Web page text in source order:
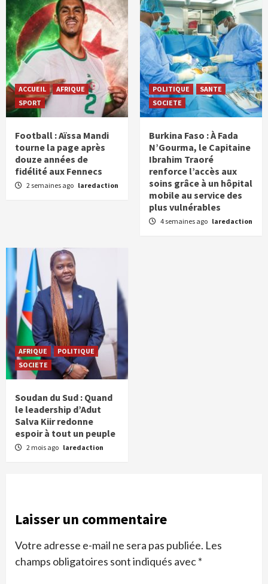
ACCUEIL
AFRIQUE
SPORT
Football : Aïssa Mandi
tourne la page après
douze années de
fidélité aux Fennecs
2 semaines ago laredaction
POLITIQUE
SANTE
SOCIETE
Burkina Faso : À Fada
N’Gourma, le Capitaine
Ibrahim Traoré
renforce l’accès aux
soins grâce à un hôpital
mobile au service des
plus vulnérables
4 semaines ago laredaction
AFRIQUE
POLITIQUE
SOCIETE
Soudan du Sud : Quand
le leadership d’Adut
Salva Kiir redonne
espoir à tout un peuple
2 mois ago laredaction
Laisser un commentaire
Votre adresse e-mail ne sera pas publiée. Les
champs obligatoires sont indiqués avec*